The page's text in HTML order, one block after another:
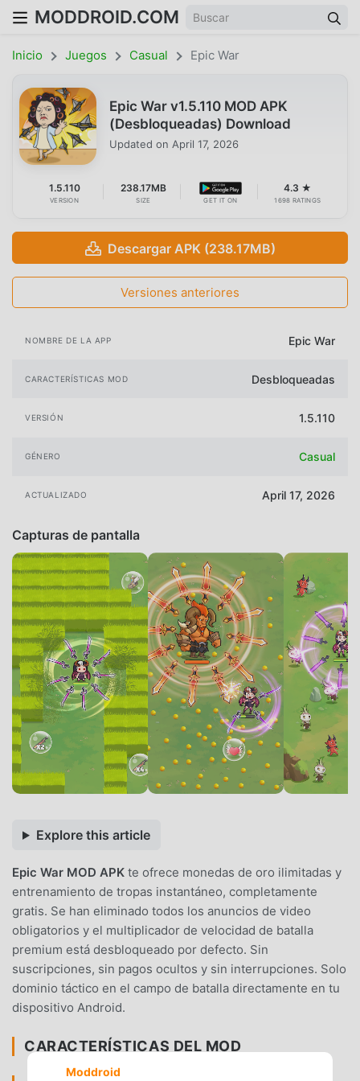
MODDROID.COM
Inicio Juegos Casual Epic War
Epic War v1.5.110 MOD APK
(Desbloqueadas) Download
Updated on April 17, 2026
1.5.110
VERSION
238.17MB
SIZE GET IT ON
4.3 ★
1698 RATINGS
Descargar APK (238.17MB)
Versiones anteriores
NOMBRE DE LA APP Epic War
CARACTERÍSTICAS MOD Desbloqueadas
VERSIÓN 1.5.110
GÉNERO Casual
ACTUALIZADO April 17, 2026
Capturas de pantalla
Explore this article
Epic War MOD APK te ofrece monedas de oro ilimitadas y
entrenamiento de tropas instantáneo, completamente
gratis. Se han eliminado todos los anuncios de video
obligatorios y el multiplicador de velocidad de batalla
premium está desbloqueado por defecto. Sin
suscripciones, sin pagos ocultos y sin interrupciones. Solo
dominio táctico en el campo de batalla directamente en tu
dispositivo Android.
CARACTERÍSTICAS DEL MOD
Moddroid